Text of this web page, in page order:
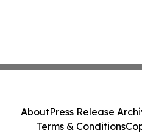
AboutPress Release
Terms & Conditions